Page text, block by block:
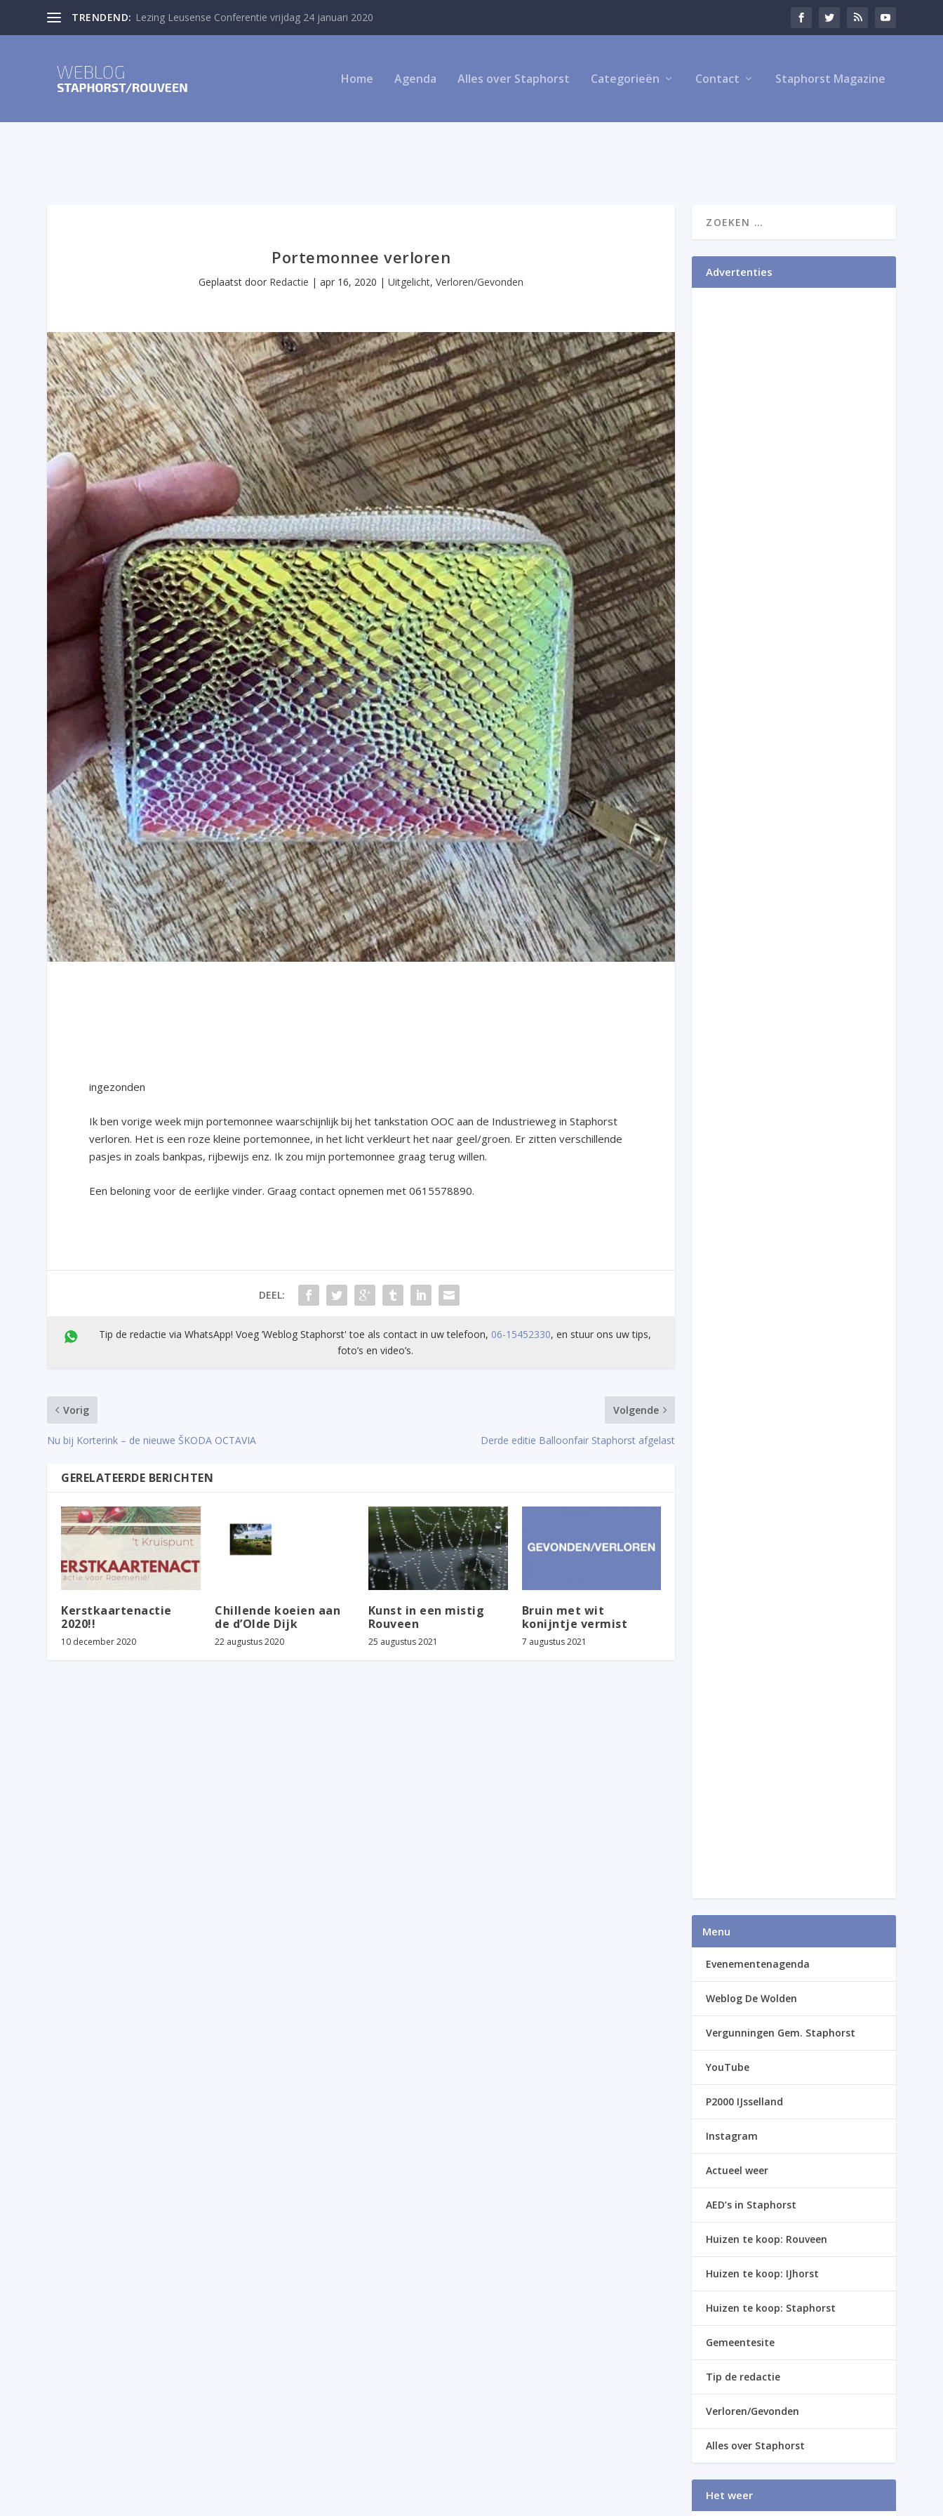
TRENDEND: Lezing Leusense Conferentie vrijdag 24 januari 2020
Home Agenda Alles over Staphorst Categorieën Contact Staphorst Magazine
Portemonnee verloren
Geplaatst door Redactie |apr 16, 2020 |Uitgelicht,Verloren/Gevonden
ingezonden
Ik ben vorige week mijn portemonnee waarschijnlijk bij het tankstation OOC aan de Industrieweg in Staphorst
verloren. Het is een roze kleine portemonnee, in het licht verkleurt het naar geel/groen. Er zitten verschillende
pasjes in zoals bankpas, rijbewijs enz. Ik zou mijn portemonnee graag terug willen.
Een beloning voor de eerlijke vinder. Graag contact opnemen met 0615578890.
DEEL:
Tip de redactie via WhatsApp! Voeg ’Weblog Staphorst' toe als contact in uw telefoon, 06-15452330, en stuur ons uw tips,
foto’s en video’s.
Vorig
Nu bij Korterink – de nieuwe ŠKODA OCTAVIA
Volgende
Derde editie Balloonfair Staphorst afgelast
GERELATEERDE BERICHTEN
Kerstkaartenactie
2020!!
10 december 2020
Chillende koeien aan
de d’Olde Dijk
22 augustus 2020
Kunst in een mistig
Rouveen
25 augustus 2021
Bruin met wit
konijntje vermist
7 augustus 2021
Advertenties
Menu
Evenementenagenda
Weblog De Wolden
Vergunningen Gem. Staphorst
YouTube
P2000 IJsselland
Instagram
Actueel weer
AED’s in Staphorst
Huizen te koop: Rouveen
Huizen te koop: IJhorst
Huizen te koop: Staphorst
Gemeentesite
Tip de redactie
Verloren/Gevonden
Alles over Staphorst
Het weer